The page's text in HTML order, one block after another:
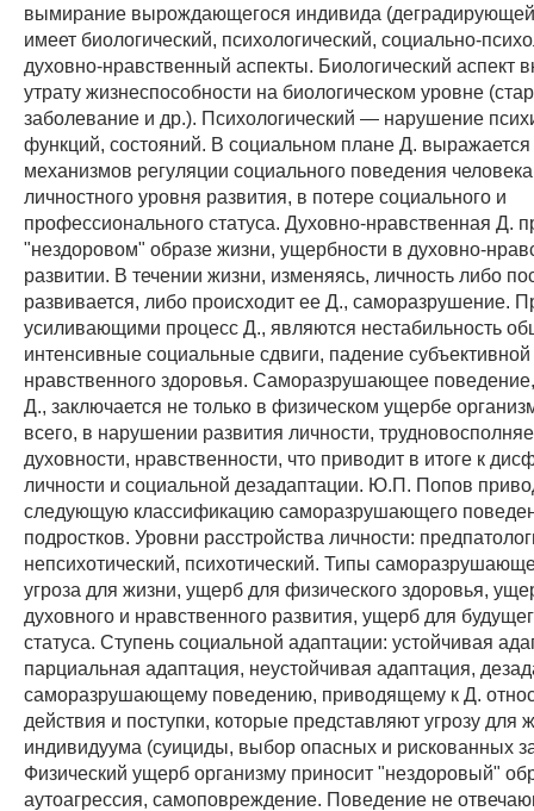
вымирание вырождающегося индивида
имеет биологический, психологический, социально-
духовно-нравственный аспекты. Биологический аспект
утрату жизнеспособности на биологическом уровне
заболевание и др.). Психологический — нарушение
функций, состояний. В социальном плане Д.
механизмов регуляции социального поведения
личностного уровня развития, в потере социального и
профессионального статуса. Духовно-нравственная Д.
"нездоровом" образе жизни, ущербности в духовно-
развитии. В течении жизни, изменяясь, личность либо
развивается, либо происходит ее Д., саморазрушение.
усиливающими процесс Д., являются нестабильность
интенсивные социальные сдвиги, падение
нравственного здоровья. Саморазрушающее
Д., заключается не только в физическом ущербе
всего, в нарушении развития личности,
духовности, нравственности, что приводит в итоге к
личности и социальной дезадаптации. Ю.П. Попов
следующую классификацию саморазрушающего
подростков. Уровни расстройства личности:
непсихотический, психотический. Типы
угроза для жизни, ущерб для физического здоровья,
духовного и нравственного развития, ущерб для
статуса. Ступень социальной адаптации: устойчивая
парциальная адаптация, неустойчивая адаптация,
саморазрушающему поведению, приводящему к Д.
действия и поступки, которые представляют угрозу для
индивидуума (суициды, выбор опасных и рискованных
Физический ущерб организму приносит "нездоровый"
аутоагрессия, самоповреждение. Поведение не